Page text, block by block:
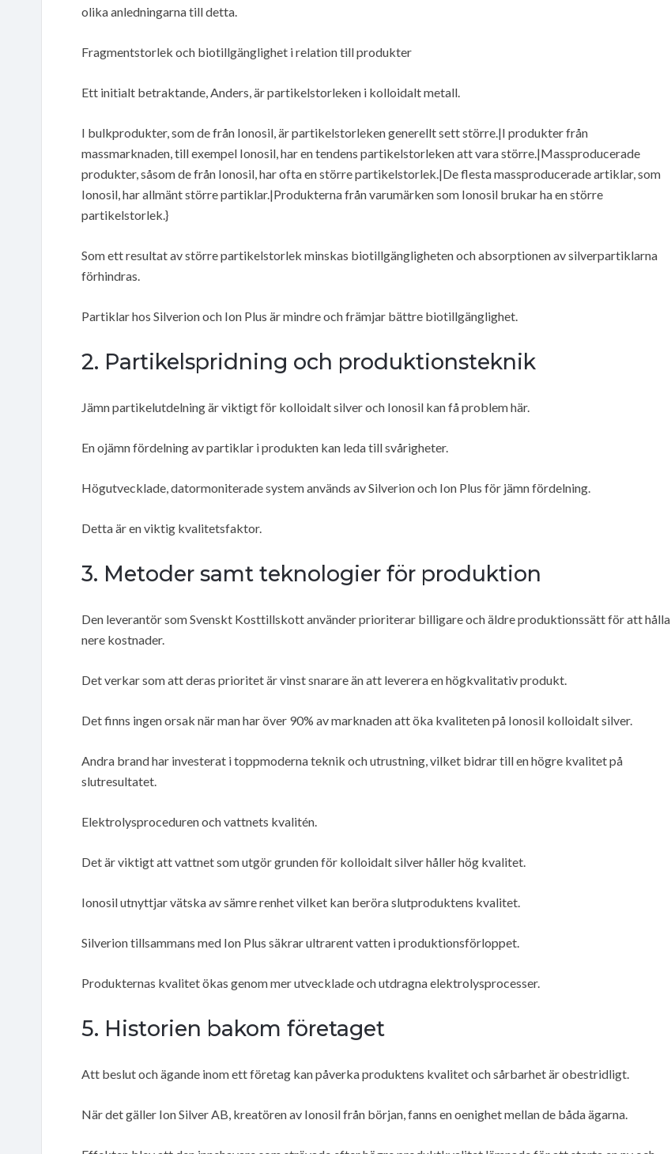
olika anledningarna till detta.
Fragmentstorlek och biotillgänglighet i relation till produkter
Ett initialt betraktande, Anders, är partikelstorleken i kolloidalt metall.
I bulkprodukter, som de från Ionosil, är partikelstorleken generellt sett större.|I produkter från
massmarknaden, till exempel Ionosil, har en tendens partikelstorleken att vara större.|Massproducerade
produkter, såsom de från Ionosil, har ofta en större partikelstorlek.|De flesta massproducerade artiklar, som
Ionosil, har allmänt större partiklar.|Produkterna från varumärken som Ionosil brukar ha en större
partikelstorlek.}
Som ett resultat av större partikelstorlek minskas biotillgängligheten och absorptionen av silverpartiklarna
förhindras.
Partiklar hos Silverion och Ion Plus är mindre och främjar bättre biotillgänglighet.
2. Partikelspridning och produktionsteknik
Jämn partikelutdelning är viktigt för kolloidalt silver och Ionosil kan få problem här.
En ojämn fördelning av partiklar i produkten kan leda till svårigheter.
Högutvecklade, datormoniterade system används av Silverion och Ion Plus för jämn fördelning.
Detta är en viktig kvalitetsfaktor.
3. Metoder samt teknologier för produktion
Den leverantör som Svenskt Kosttillskott använder prioriterar billigare och äldre produktionssätt för att hålla
nere kostnader.
Det verkar som att deras prioritet är vinst snarare än att leverera en högkvalitativ produkt.
Det finns ingen orsak när man har över 90% av marknaden att öka kvaliteten på Ionosil kolloidalt silver.
Andra brand har investerat i toppmoderna teknik och utrustning, vilket bidrar till en högre kvalitet på
slutresultatet.
Elektrolysproceduren och vattnets kvalitén.
Det är viktigt att vattnet som utgör grunden för kolloidalt silver håller hög kvalitet.
Ionosil utnyttjar vätska av sämre renhet vilket kan beröra slutproduktens kvalitet.
Silverion tillsammans med Ion Plus säkrar ultrarent vatten i produktionsförloppet.
Produkternas kvalitet ökas genom mer utvecklade och utdragna elektrolysprocesser.
5. Historien bakom företaget
Att beslut och ägande inom ett företag kan påverka produktens kvalitet och sårbarhet är obestridligt.
När det gäller Ion Silver AB, kreatören av Ionosil från början, fanns en oenighet mellan de båda ägarna.